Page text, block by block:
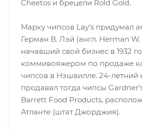
Cheetos и брецели Rold Gold.
Марку чипсов Lay’s придумал
Герман В. Лэй (англ. Herman W.
начавший свой бизнес в 1932
коммивояжером по продаже
чипсов в Нэшвилле. 24-летний
продавал тогда чипсы
Barrett Food Products,
Атланте (штат Джорджия).